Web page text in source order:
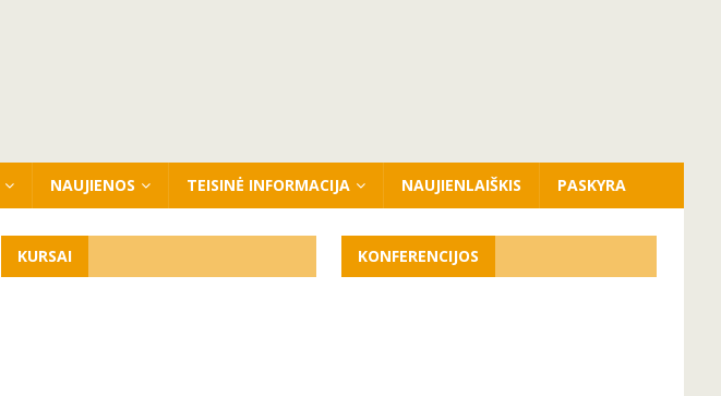
NAUJIENOS TEISINĖ INFORMACIJA NAUJIENLAIŠKIS PASKYRA
KURSAI KONFERENCIJOS